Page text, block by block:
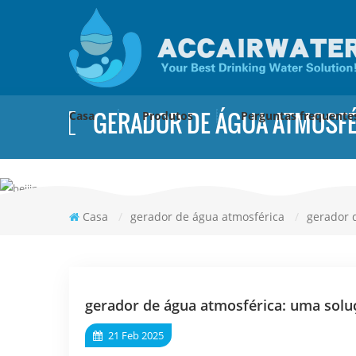
Casa Produtos Perguntas
GERADOR DE ÁGUA
Casa / gerador de água atmosférica / gerador
gerador de água atmosférica: uma
21 Feb 2025